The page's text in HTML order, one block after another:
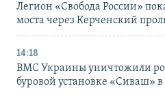
Легион «Свобода России»
моста через Керченский
14:18
ВМС Украины уничтожили
буровой установке «Сиваш»